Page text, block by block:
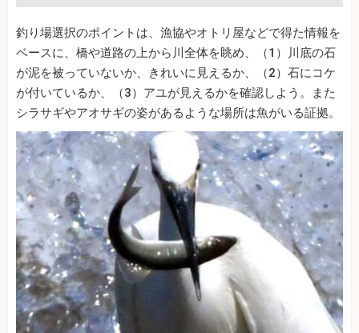
釣り場選択のポイントは、漁協やオトリ屋などで得た情報を
ベースに、橋や道路の上から川全体を眺め、（1）川底の石
が泥を被っていないか、きれいに見えるか、（2）石にコケ
が付いているか、（3）アユが見えるかを確認しよう。また
シラサギやアオサギの姿があるような場所は魚がいる証拠。